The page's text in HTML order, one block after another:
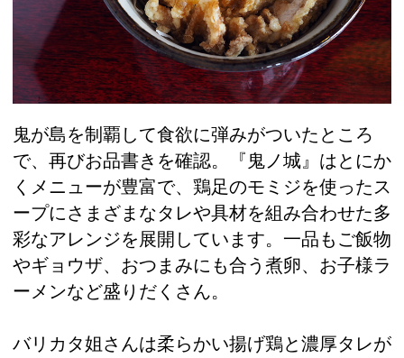
鬼が島を制覇して食欲に弾みがついたところ
で、再びお品書きを確認。『鬼ノ城』はとにか
くメニューが豊富で、鶏足のモミジを使ったス
ープにさまざまなタレや具材を組み合わせた多
彩なアレンジを展開しています。一品もご飯物
やギョウザ、おつまみにも合う煮卵、お子様ラ
ーメンなど盛りだくさん。
バリカタ姐さんは柔らかい揚げ鶏と濃厚タレが